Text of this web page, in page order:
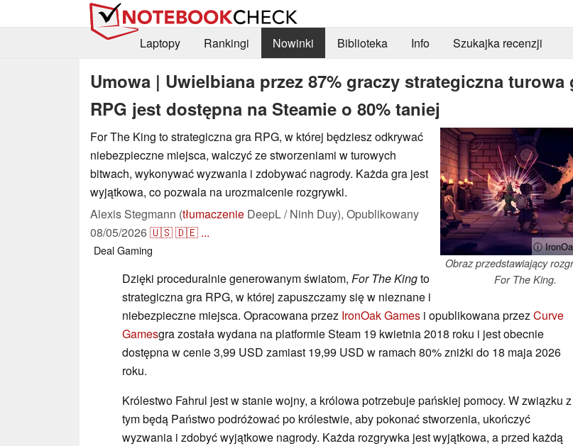
Laptopy
Rankingi Nowinki Biblioteka Info Szukajka recenzji
Umowa | Uwielbiana przez 87% graczy strategiczna turowa
RPG jest dostępna na Steamie o 80% taniej
ⓘ
Obraz przedstawiający
For The King.
For The King to strategiczna gra RPG, w której będziesz odkrywać
niebezpieczne miejsca, walczyć ze stworzeniami w turowych
bitwach, wykonywać wyzwania i zdobywać nagrody. Każda gra jest
wyjątkowa, co pozwala na urozmaicenie rozgrywki.
Alexis Stegmann (tłumaczenie DeepL / Ninh Duy), Opublikowany
08/05/2026🇺🇸🇩🇪 ...
DealGaming
Dzięki proceduralnie generowanym światom, For The Kingto
strategiczna gra RPG, w której zapuszczamy się w nieznane i
niebezpieczne miejsca. Opracowana przez IronOak Games i opublikowana przezCurve
Gamesgra została wydana na platformie Steam 19 kwietnia 2018 roku i jest obecnie
dostępna w cenie 3,99 USD zamiast 19,99 USD w ramach 80% zniżki do 18 maja 2026
roku.
Królestwo Fahrul jest w stanie wojny, a królowa potrzebuje pańskiej pomocy. W związku z
tym będą Państwo podróżować po królestwie, aby pokonać stworzenia, ukończyć
wyzwania i zdobyć wyjątkowe nagrody. Każda rozgrywka jest wyjątkowa, a przed każdą